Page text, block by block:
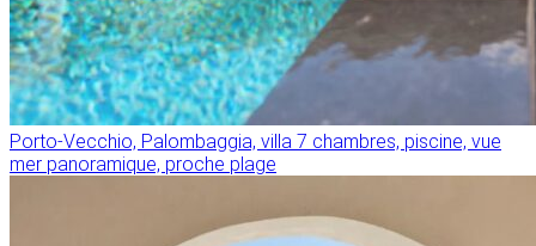
Porto-Vecchio, Palombaggia, villa 7 chambres, piscine, vue
mer panoramique, proche plage